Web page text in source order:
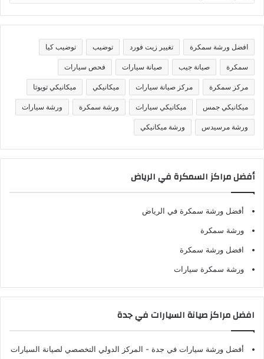
ص
ن
ف
ا
افضل ورشة سمكرة تغيير زيت فورد توضيب توضيب كيا
سمكرة صيانة جيب صيانة سيارات فحص سيارات
مركز سمكرة مركز صيانة سيارات ميكانيكي ميكانيكي تويوتا
ميكانيكي جمس ميكانيكي سيارات ورشة سمكرة ورشة سيارات
ورشة مرسيدس ورشة ميكانيكي
أفضل مراكز السمكرة في الرياض
أفضل ورشة سمكرة في الرياض
ورشة سمكرة
افضل ورشة سمكرة
ورشة سمكرة سيارات
افضل مراكز صيانة السيارات في جدة
أفضل ورشة سيارات في جدة - المركز الدولي التخصصي لصيانة السيارات